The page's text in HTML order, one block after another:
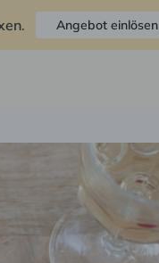
. Angebot einlösen